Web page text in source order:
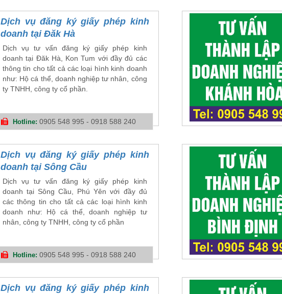
Dịch vụ đăng ký giấy phép kinh
doanh tại Đăk Hà
Dịch vụ tư vấn đăng ký giấy phép kinh
doanh tại Đăk Hà, Kon Tum với đầy đủ các
thông tin cho tất cả các loại hình kinh doanh
như: Hộ cá thể, doanh nghiệp tư nhân, công
ty TNHH, công ty cổ phần.
Hotline:0905 548 995 - 0918 588 240
Dịch vụ đăng ký giấy phép kinh
doanh tại Sông Cầu
Dịch vụ tư vấn đăng ký giấy phép kinh
doanh tại Sông Cầu, Phú Yên với đầy đủ
các thông tin cho tất cả các loại hình kinh
doanh như: Hộ cá thể, doanh nghiệp tư
nhân, công ty TNHH, công ty cổ phần
Hotline:0905 548 995 - 0918 588 240
Dịch vụ đăng ký giấy phép kinh